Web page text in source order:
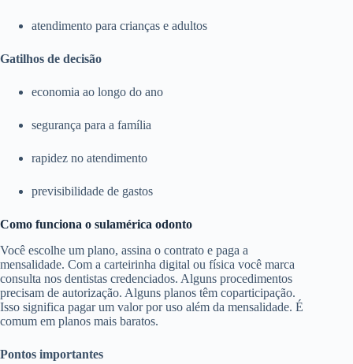
atendimento para crianças e adultos
Gatilhos de decisão
economia ao longo do ano
segurança para a família
rapidez no atendimento
previsibilidade de gastos
Como funciona o sulamérica odonto
Você escolhe um plano, assina o contrato e paga a
mensalidade. Com a carteirinha digital ou física você marca
consulta nos dentistas credenciados. Alguns procedimentos
precisam de autorização. Alguns planos têm coparticipação.
Isso significa pagar um valor por uso além da mensalidade. É
comum em planos mais baratos.
Pontos importantes